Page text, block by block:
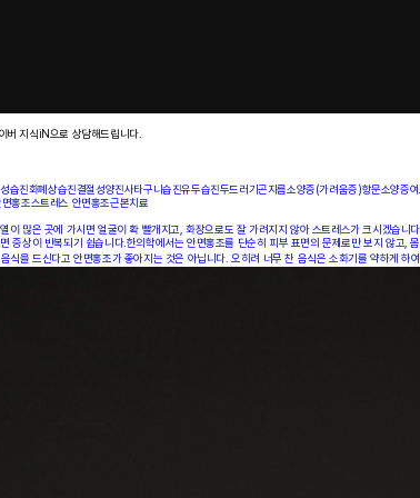
버 지식iN으로 상담해드립니다.
습진화폐상습진결절성양진사타구니습진유두습진두드러기곤지름소양증(가려움증)항문소양증
홍조스트레스 안면홍조근본치료
많은 곳에 가시면 얼굴이 확 빨개지고, 화장으로도 잘 가려지지 않아 스트레스가 크시겠습
증상이 반복되기 쉽습니다.한의학에서는 안면홍조를 단순히 피부 표면의 문제로만 보지
을 드신다고 안면홍조가 좋아지는 것은 아닙니다. 오히려 너무 찬 음식은 소화기를 약하게